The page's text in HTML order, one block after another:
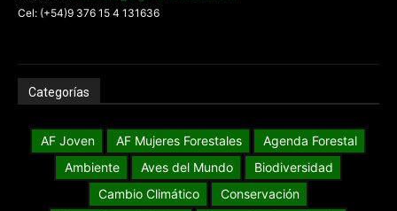
Cel: (+54)9 376 15 4 131636
Categorías
AF Joven AF Mujeres Forestales
Agenda Forestal
Ambiente
Aves del Mundo
Biodiversidad
Cambio Climático
Conservación